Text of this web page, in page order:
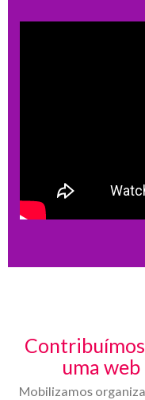
uma
Mobilizamos